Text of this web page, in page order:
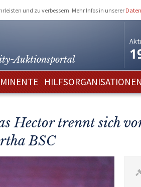
und zu verbessern. Mehr Infos in unserer
Auktionsportal
HILFSORGANISATIONEN
Hector trennt sich
BSC